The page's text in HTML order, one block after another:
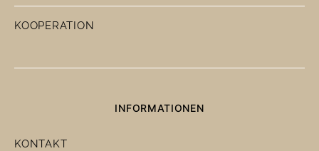
KOOPERATION
INFORMATIONEN
KONTAKT